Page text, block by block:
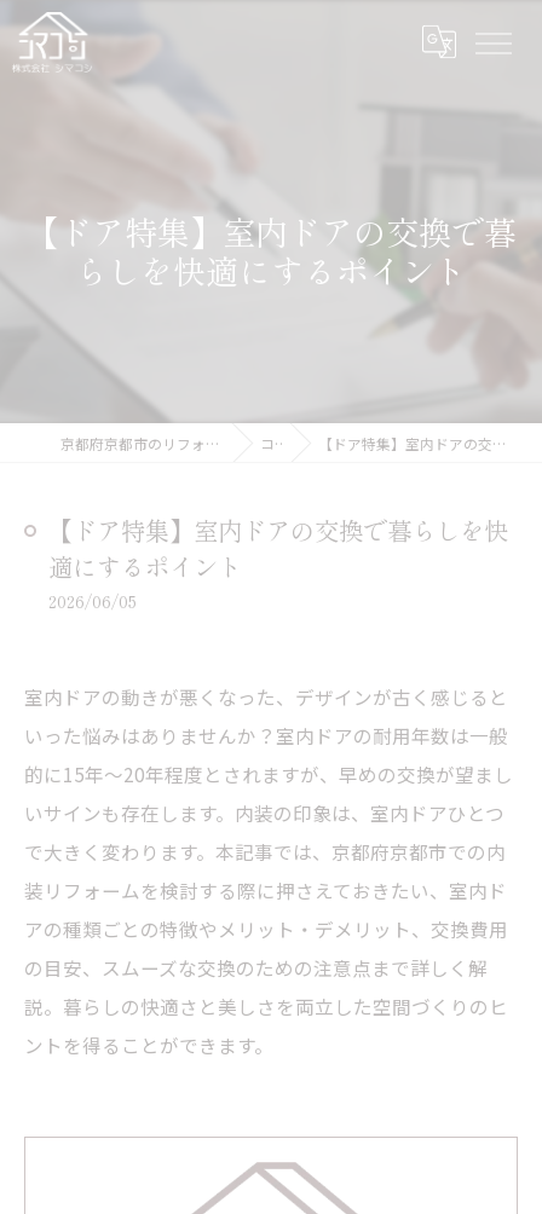
【ドア特集】室内ドアの交換で暮
らしを快適にするポイント
京都府京都市のリフォームなら株式会社シマコシ コラム 【ドア特集】室内ドアの交換で暮らしを快適にするポイント
【ドア特集】室内ドアの交換で暮らしを快
適にするポイント
2026/06/05
室内ドアの動きが悪くなった、デザインが古く感じると
いった悩みはありませんか？室内ドアの耐用年数は一般
的に15年〜20年程度とされますが、早めの交換が望まし
いサインも存在します。内装の印象は、室内ドアひとつ
で大きく変わります。本記事では、京都府京都市での内
装リフォームを検討する際に押さえておきたい、室内ド
アの種類ごとの特徴やメリット・デメリット、交換費用
の目安、スムーズな交換のための注意点まで詳しく解
説。暮らしの快適さと美しさを両立した空間づくりのヒ
ントを得ることができます。